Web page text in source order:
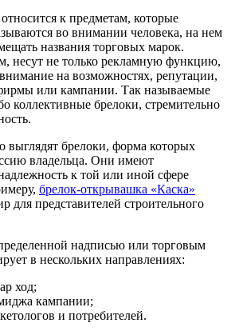
к предметам, которые
во внимании человека, на нем
названия торговых марок.
несут не только рекламную функцию,
на возможностях, репутации,
или кампании. Так называемые
коллективные брелоки, стремительно
выглядят брелоки, форма которых
владельца. Они имеют
к той или иной сфере
брелок-открывашка «Каска»
для представителей строительного
надписью или торговым
в нескольких направлениях:
ход;
кампании;
и потребителей.